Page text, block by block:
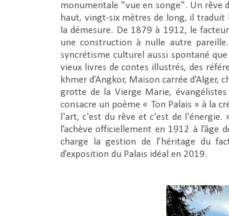
monumentale "vue en songe". Un rêve
haut, vingt-six mètres de long, il traduit
la démesure. De 1879 à 1912, le
une construction à nulle autre
syncrétisme culturel aussi spontané
vieux livres de contes illustrés, des
khmer d’Angkor, Maison carrée
grotte de la Vierge Marie,
consacre un poème « Ton Palais » à la
l'art, c'est du rêve et c'est de l'énergie.
l’achève officiellement en 1912 à
charge la gestion de l’héritage du
d’exposition du Palais idéal en 2019.